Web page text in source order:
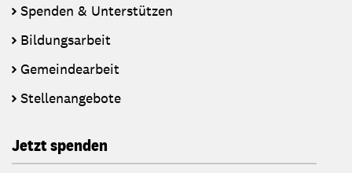
Spenden & Unterstützen
Bildungsarbeit
Gemeindearbeit
Stellenangebote
Jetzt spenden